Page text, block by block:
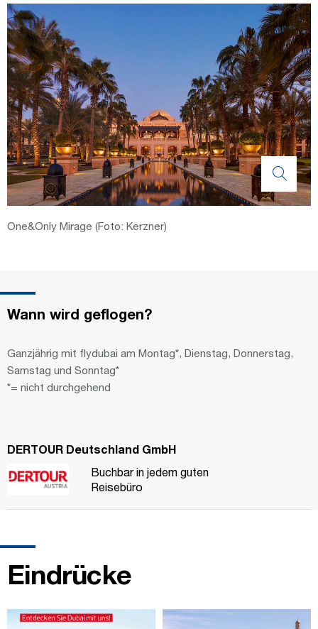
One&Only Mirage (Foto: Kerzner)
Wann wird geflogen?
Ganzjährig mit flydubai am Montag*, Dienstag, Donnerstag,
Samstag und Sonntag*
*= nicht durchgehend
DERTOUR Deutschland GmbH
Buchbar in jedem guten
Reisebüro
Eindrücke